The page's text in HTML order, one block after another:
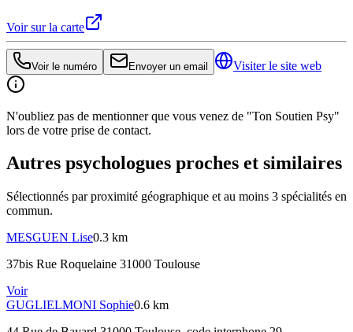
Voir sur la carte
Voir le numéro Envoyer un email Visiter le site web
N'oubliez pas de mentionner que vous venez de "Ton Soutien Psy"
lors de votre prise de contact.
Autres psychologues proches et similaires
Sélectionnés par proximité géographique et au moins 3 spécialités en
commun.
MESGUEN Lise0.3 km
37bis Rue Roquelaine 31000 Toulouse
Voir
GUGLIELMONI Sophie0.6 km